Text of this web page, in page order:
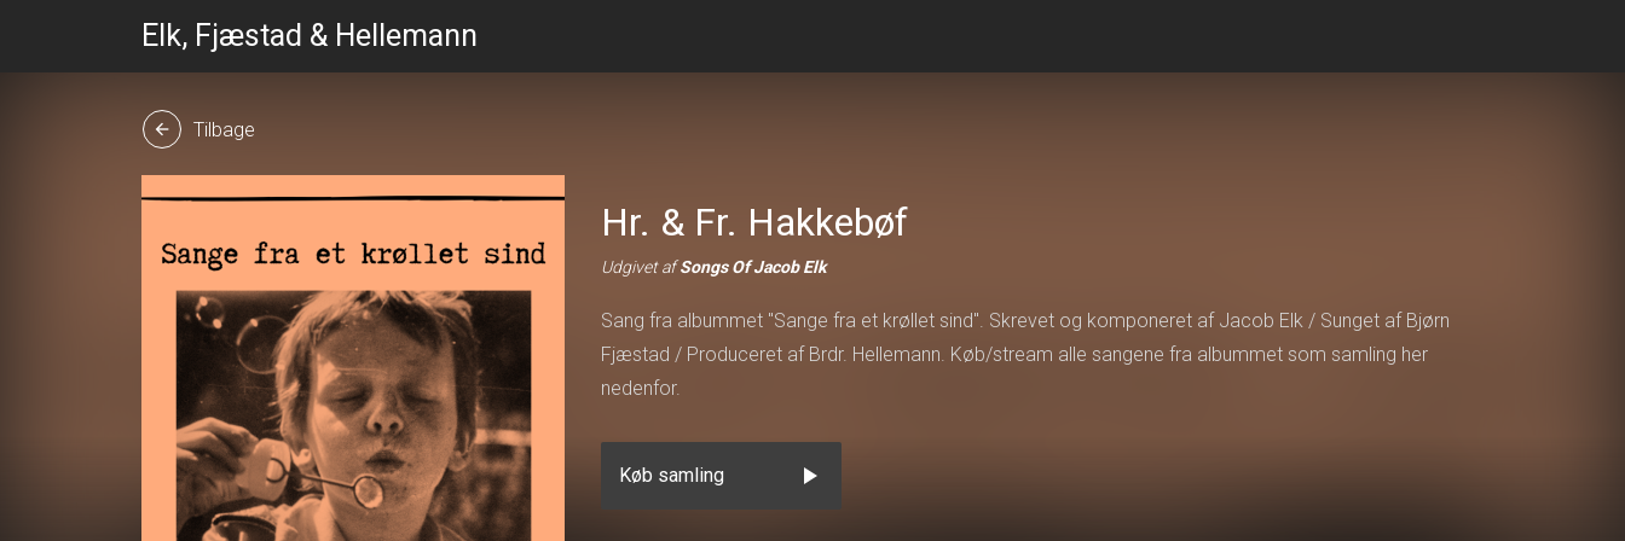
Elk, Fjæstad & Hellemann
arrow_back Tilbage
Hr. & Fr. Hakkebøf
Udgivet afSongs Of Jacob Elk
Sang fra albummet "Sange fra et krøllet sind". Skrevet og komponeret af Jacob Elk / Sunget af Bjørn
Fjæstad / Produceret af Brdr. Hellemann. Køb/stream alle sangene fra albummet som samling her
nedenfor.
Køb samling play_arrow